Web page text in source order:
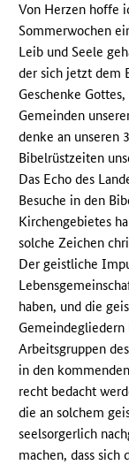
Von Herzen hoffe
Sommerwochen
Leib und Seele
der sich jetzt dem
Geschenke
Gemeinden
denke an unseren
Bibelrüstzeiten
Das Echo des
Besuche in den
Kirchengebietes
solche Zeichen
Der geistliche
haben, und die
Arbeitsgruppen
in den
recht bedacht
die an solchem
seelsorgerlich
machen, dass